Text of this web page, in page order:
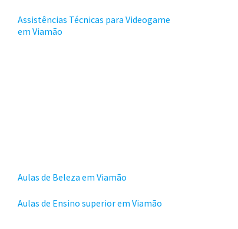
Assistências Técnicas para Videogame
em Viamão
Aulas de Beleza em Viamão
Aulas de Ensino superior em Viamão